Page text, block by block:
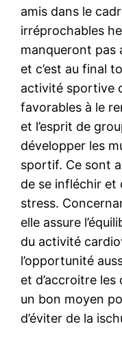
amis dans le
irréprochables
manqueront pas
et c’est au final
activité sportive
favorables à le
et l’esprit de
développer les
sportif. Ce sont
de se infléchir et
stress.
elle assure
du activité
l’opportunité
et d’accroitre les
un bon moyen
d’éviter de la